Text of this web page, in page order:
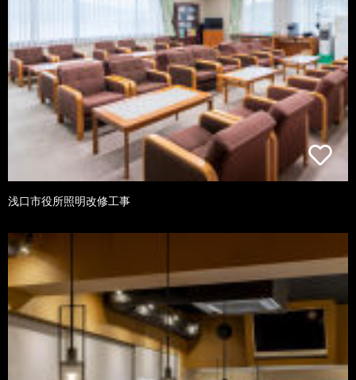
浅口市役所照明改修工事